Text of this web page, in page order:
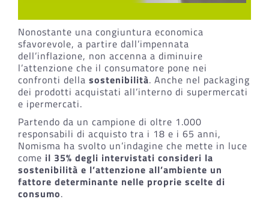
Nonostante una congiuntura economica
sfavorevole, a partire dall’impennata
dell’inflazione, non accenna a diminuire
l’attenzione che il consumatore pone nei
confronti della sostenibilità. Anche nel packaging
dei prodotti acquistati all’interno di supermercati
e ipermercati.
Partendo da un campione di oltre 1.000
responsabili di acquisto tra i 18 e i 65 anni,
Nomisma ha svolto un’indagine che mette in luce
come il 35% degli intervistati consideri la
sostenibilità e l’attenzione all’ambiente un
fattore determinante nelle proprie scelte di
consumo.